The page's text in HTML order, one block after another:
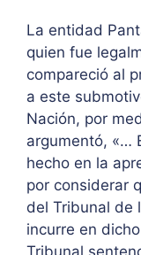
La entidad
quien fue
compareció al
a este
Nación, por
argumentó, «…
hecho en la
por considerar
del Tribunal de
incurre en
Tribunal